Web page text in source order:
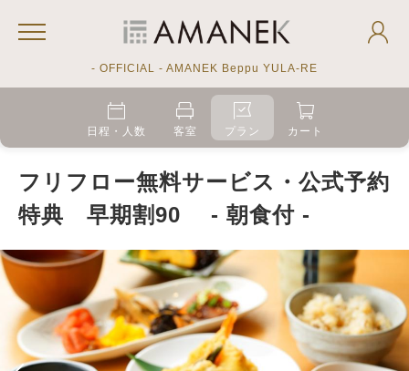
- OFFICIAL - AMANEK Beppu YULA-RE
日程・人数 客室 プラン カート
フリフロー無料サービス・公式予約
特典 早期割90 - 朝食付 -